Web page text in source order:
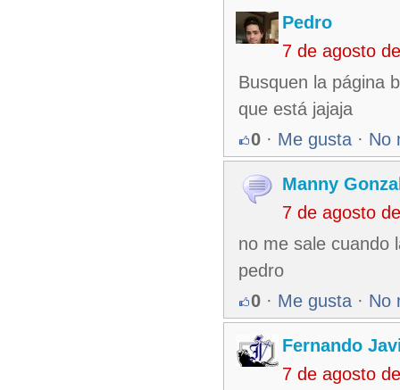
Pedro
7 de agosto
Busquen la página
que está jajaja
0 · Me gusta · No
Manny
7 de agosto
no me sale cuando
pedro
0 · Me gusta · No
Fernando
7 de agosto